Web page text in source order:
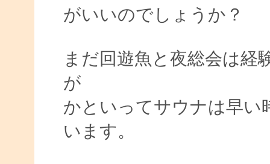
がいいのでしょうか？
まだ回遊魚と夜総会は経
が
かといってサウナは早い
います。